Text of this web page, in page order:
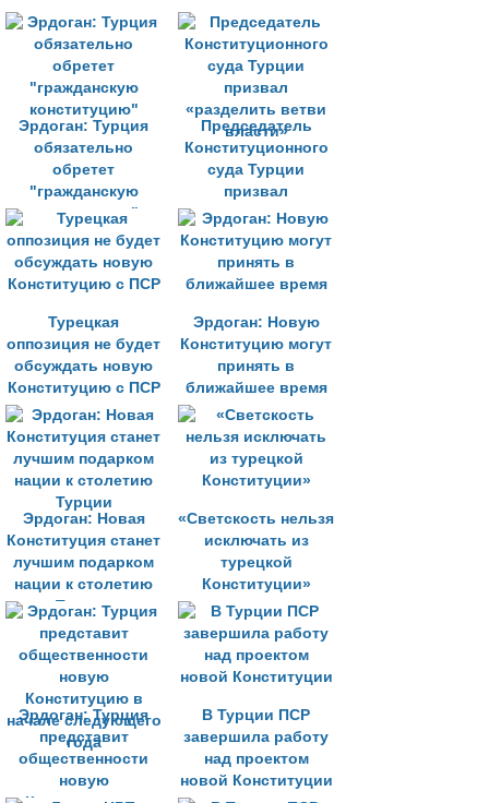
Эрдоган: Турция
обязательно
обретет
"гражданскую
конституцию"
Председатель
Конституционного
суда Турции
призвал
«разделить ветви
власти»
Турецкая
оппозиция не будет
обсуждать новую
Конституцию с ПСР
Эрдоган: Новую
Конституцию могут
принять в
ближайшее время
Эрдоган: Новая
Конституция станет
лучшим подарком
нации к столетию
Турции
«Светскость нельзя
исключать из
турецкой
Конституции»
Эрдоган: Турция
представит
общественности
новую
В Турции ПСР
завершила работу
над проектом
новой Конституции